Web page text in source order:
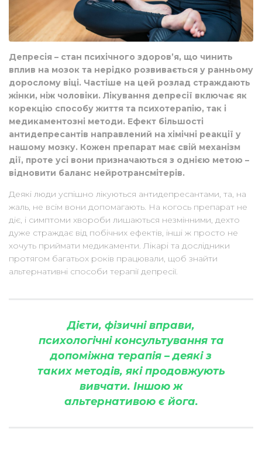
Депресія – стан психічного здоров’я, що чинить
вплив на мозок та нерідко розвивається у ранньому
дорослому віці. Частіше на цей розлад страждають
жінки, ніж чоловіки. Лікування депресії включає як
корекцію способу життя та психотерапію, так і
медикаментозні методи. Ефект більшості
антидепресантів направлений на хімічні реакції у
нашому мозку. Кожен препарат має свій механізм
дії, проте усі вони призначаються з однією метою –
відновити баланс нейротрансмітерів.
Деякі люди успішно лікуються антидепресантами, та, на
жаль, не всім вони допомагають. На когось препарат не
діє, і симптоми хвороби лишаються незмінними, дехто
дуже страждає від побічних ефектів, інші ж просто не
хочуть приймати медикаменти. Лікарі та дослідники
протягом багатьох років працювали, щоб знайти
альтернативні способи терапії депресії.
Дієти, фізичні вправи,
психологічні консультування та
допоміжна терапія – деякі з
таких методів, які продовжують
вивчати. Іншою ж
альтернативою є йога.